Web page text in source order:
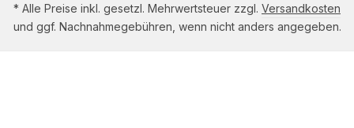
* Alle Preise inkl. gesetzl. Mehrwertsteuer zzgl. Versandkosten
und ggf. Nachnahmegebühren, wenn nicht anders angegeben.